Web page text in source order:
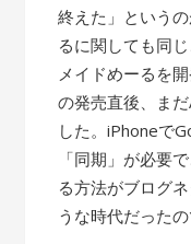
終えた」という
るに関しても同
メイドめーるを
の発売直後、ま
した。iPhoneで
「同期」が必要
る方法がブログ
うな時代だったの